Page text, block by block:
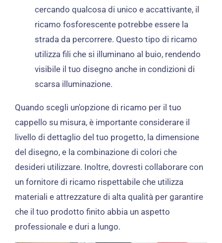
cercando qualcosa di unico e accattivante, il
ricamo fosforescente potrebbe essere la
strada da percorrere. Questo tipo di ricamo
utilizza fili che si illuminano al buio, rendendo
visibile il tuo disegno anche in condizioni di
scarsa illuminazione.
Quando scegli un'opzione di ricamo per il tuo
cappello su misura, è importante considerare il
livello di dettaglio del tuo progetto, la dimensione
del disegno, e la combinazione di colori che
desideri utilizzare. Inoltre, dovresti collaborare con
un fornitore di ricamo rispettabile che utilizza
materiali e attrezzature di alta qualità per garantire
che il tuo prodotto finito abbia un aspetto
professionale e duri a lungo.